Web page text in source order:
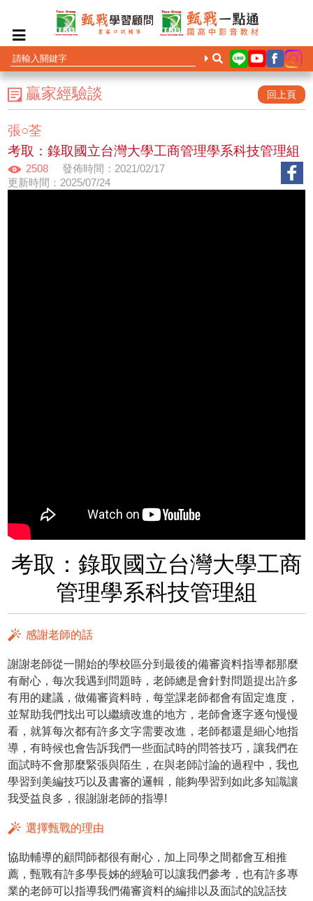
贏家經驗談 回上頁
張○荃
考取：錄取國立台灣大學工商管理學系科技管理組
2508
發佈時間：2021/02/17
更新時間：2025/07/24
考取：錄取國立台灣大學工商
管理學系科技管理組
感謝老師的話
謝謝老師從一開始的學校區分到最後的備審資料指導都那麼
有耐心，每次我遇到問題時，老師總是會針對問題提出許多
有用的建議，做備審資料時，每堂課老師都會有固定進度，
並幫助我們找出可以繼續改進的地方，老師會逐字逐句慢慢
看，就算每次都有許多文字需要改進，老師都還是細心地指
導，有時候也會告訴我們一些面試時的問答技巧，讓我們在
面試時不會那麼緊張與陌生，在與老師討論的過程中，我也
學習到美編技巧以及書審的邏輯，能夠學習到如此多知識讓
我受益良多，很謝謝老師的指導!
選擇甄戰的理由
協助輔導的顧問師都很有耐心，加上同學之間都會互相推
薦，甄戰有許多學長姊的經驗可以讓我們參考，也有許多專
業的老師可以指導我們備審資料的編排以及面試的說話技